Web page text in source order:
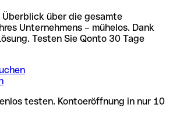
Überblick über die gesamte
Unternehmens – mühelos. Dank
Testen Sie Qonto 30 Tage
testen. Kontoeröffnung in nur 10